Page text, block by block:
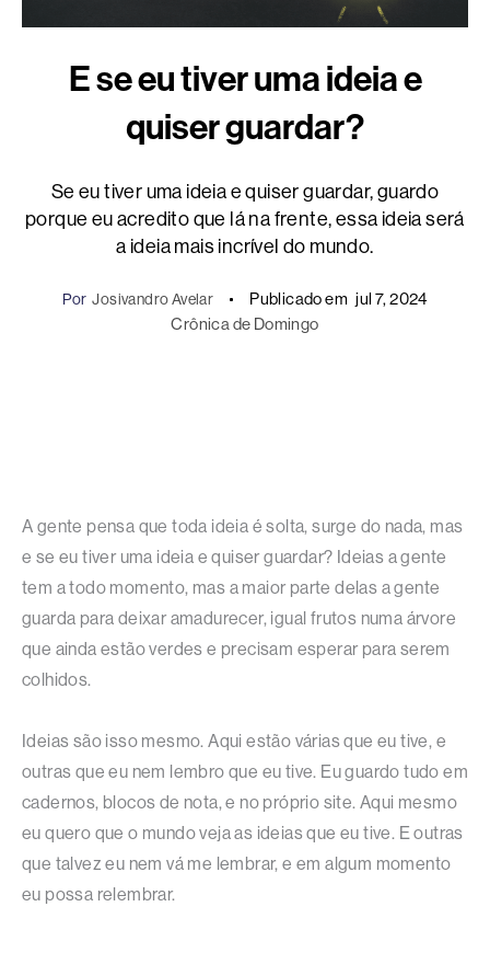
E se eu tiver uma ideia e
quiser guardar?
Se eu tiver uma ideia e quiser guardar, guardo
porque eu acredito que lá na frente, essa ideia será
a ideia mais incrível do mundo.
Por Josivandro Avelar Publicado em jul 7, 2024
Crônica de Domingo
A gente pensa que toda ideia é solta, surge do nada, mas
e se eu tiver uma ideia e quiser guardar? Ideias a gente
tem a todo momento, mas a maior parte delas a gente
guarda para deixar amadurecer, igual frutos numa árvore
que ainda estão verdes e precisam esperar para serem
colhidos.
Ideias são isso mesmo. Aqui estão várias que eu tive, e
outras que eu nem lembro que eu tive. Eu guardo tudo em
cadernos, blocos de nota, e no próprio site. Aqui mesmo
eu quero que o mundo veja as ideias que eu tive. E outras
que talvez eu nem vá me lembrar, e em algum momento
eu possa relembrar.